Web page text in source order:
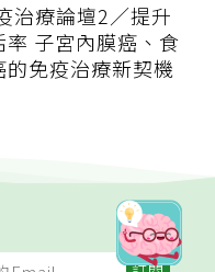
治療論壇2／提升
率 子宮內膜癌、食
的免疫治療新契機